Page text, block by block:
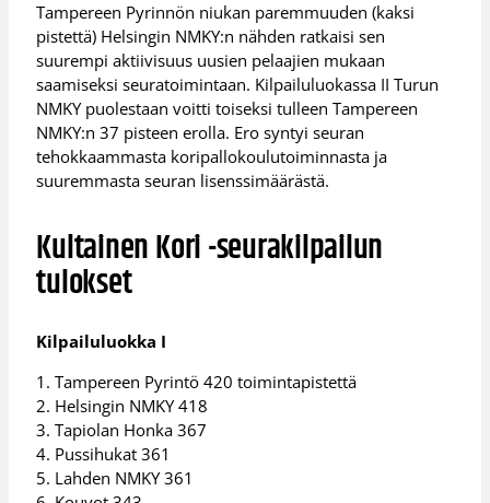
Tampereen Pyrinnön niukan paremmuuden (kaksi
pistettä) Helsingin NMKY:n nähden ratkaisi sen
suurempi aktiivisuus uusien pelaajien mukaan
saamiseksi seuratoimintaan. Kilpailuluokassa II Turun
NMKY puolestaan voitti toiseksi tulleen Tampereen
NMKY:n 37 pisteen erolla. Ero syntyi seuran
tehokkaammasta koripallokoulutoiminnasta ja
suuremmasta seuran lisenssimäärästä.
Kultainen Kori -seurakilpailun
tulokset
Kilpailuluokka I
1. Tampereen Pyrintö 420 toimintapistettä
2. Helsingin NMKY 418
3. Tapiolan Honka 367
4. Pussihukat 361
5. Lahden NMKY 361